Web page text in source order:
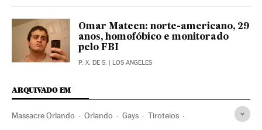
Omar Mateen: norte-americano, 29
anos, homofóbico e monitorado
pelo FBI
P. X. DE S. | LOS ANGELES
ARQUIVADO EM
Massacre Orlando Orlando Gays Tiroteios